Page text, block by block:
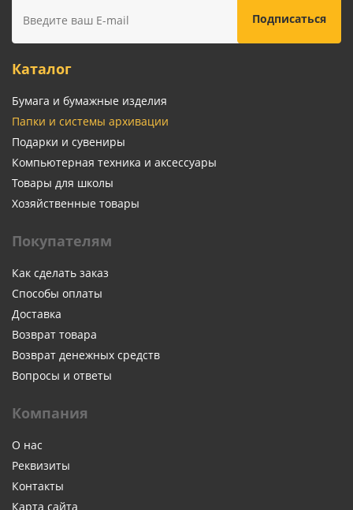
Каталог
Бумага и бумажные изделия
Папки и системы архивации
Подарки и сувениры
Компьютерная техника и аксессуары
Товары для школы
Хозяйственные товары
Покупателям
Как сделать заказ
Способы оплаты
Доставка
Возврат товара
Возврат денежных средств
Вопросы и ответы
Компания
О нас
Реквизиты
Контакты
Карта сайта